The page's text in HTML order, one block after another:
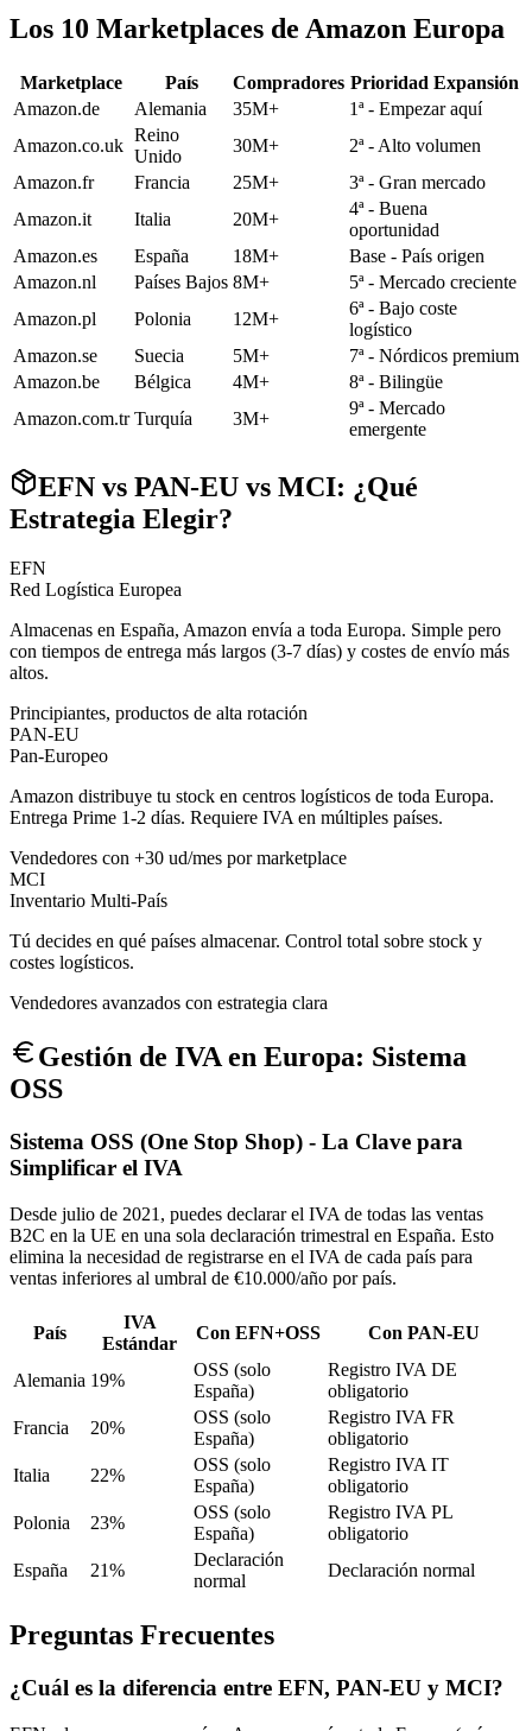
Los 10 Marketplaces de Amazon Europa
Marketplace País Compradores Prioridad Expansión
Amazon.de
Alemania 35M+
1ª - Empezar aquí
Amazon.co.uk
Reino
Unido
30M+
2ª - Alto volumen
Amazon.fr
Francia 25M+
3ª - Gran mercado
Amazon.it
Italia 20M+
4ª - Buena
oportunidad
Amazon.es
España 18M+
Base - País origen
Amazon.nl
Países Bajos 8M+
5ª - Mercado creciente
Amazon.pl
Polonia 12M+
6ª - Bajo coste
logístico
Amazon.se
Suecia 5M+
7ª - Nórdicos premium
Amazon.be
Bélgica 4M+
8ª - Bilingüe
Amazon.com.tr Turquía 3M+
9ª - Mercado
emergente
EFN vs PAN-EU vs MCI: ¿Qué
Estrategia Elegir?
EFN
Red Logística Europea
Almacenas en España, Amazon envía a toda Europa. Simple pero
con tiempos de entrega más largos (3-7 días) y costes de envío más
altos.
Principiantes, productos de alta rotación
PAN-EU
Pan-Europeo
Amazon distribuye tu stock en centros logísticos de toda Europa.
Entrega Prime 1-2 días. Requiere IVA en múltiples países.
Vendedores con +30 ud/mes por marketplace
MCI
Inventario Multi-País
Tú decides en qué países almacenar. Control total sobre stock y
costes logísticos.
Vendedores avanzados con estrategia clara
Gestión de IVA en Europa: Sistema
OSS
Sistema OSS (One Stop Shop) - La Clave para
Simplificar el IVA
Desde julio de 2021, puedes declarar el IVA de todas las ventas
B2C en la UE en una sola declaración trimestral en España. Esto
elimina la necesidad de registrarse en el IVA de cada país para
ventas inferiores al umbral de €10.000/año por país.
País
IVA
Estándar
Con EFN+OSS Con PAN-EU
Alemania 19%
OSS (solo
España)
Registro IVA DE
obligatorio
Francia
20%
OSS (solo
España)
Registro IVA FR
obligatorio
Italia
22%
OSS (solo
España)
Registro IVA IT
obligatorio
Polonia
23%
OSS (solo
España)
Registro IVA PL
obligatorio
España
21%
Declaración
normal
Declaración normal
Preguntas Frecuentes
¿Cuál es la diferencia entre EFN, PAN-EU y MCI?